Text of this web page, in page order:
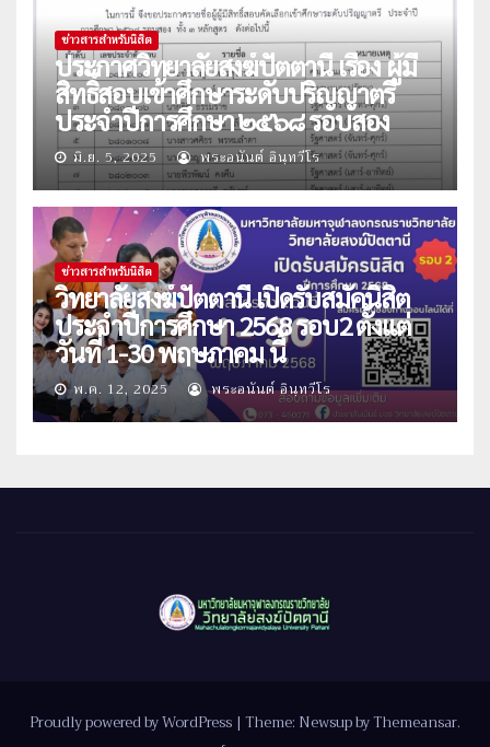
ข่าวสารสำหรับนิสิต
ประกาศวิทยาลัยสงฆ์ปัตตานี เรื่อง ผู้มี
สิทธิ์สอบเข้าศึกษาระดับปริญญาตรี
ประจำปีการศึกษา ๒๕๖๘ รอบสอง
มิ.ย. 5, 2025 พระอนันต์ อินฺทวีโร
ข่าวสารสำหรับนิสิต
วิทยาลัยสงฆ์ปัตตานี เปิดรับสมัคนิสิต
ประจำปีการศึกษา 2568 รอบ2 ตั้งแต่
วันที่ 1-30 พฤษภาคม นี้
พ.ค. 12, 2025 พระอนันต์ อินฺทวีโร
Proudly powered by WordPress | Theme: Newsup byThemeansar.